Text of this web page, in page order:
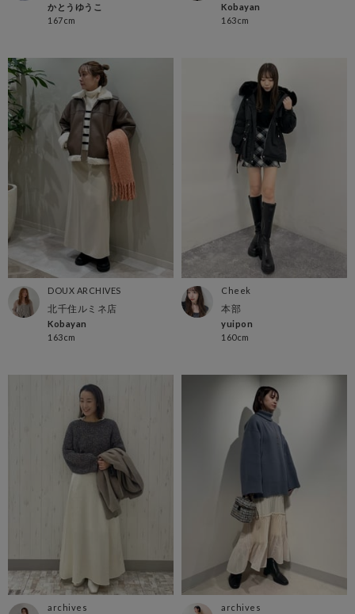
かとうゆうこ
167cm
Kobayan
163cm
DOUX ARCHIVES
北千住ルミネ店
Kobayan
163cm
Cheek
本部
yuipon
160cm
archives archives